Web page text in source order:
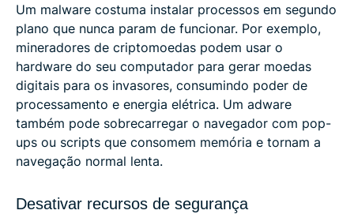
Um malware costuma instalar processos em segundo
plano que nunca param de funcionar. Por exemplo,
mineradores de criptomoedas podem usar o
hardware do seu computador para gerar moedas
digitais para os invasores, consumindo poder de
processamento e energia elétrica. Um adware
também pode sobrecarregar o navegador com pop-
ups ou scripts que consomem memória e tornam a
navegação normal lenta.
Desativar recursos de segurança